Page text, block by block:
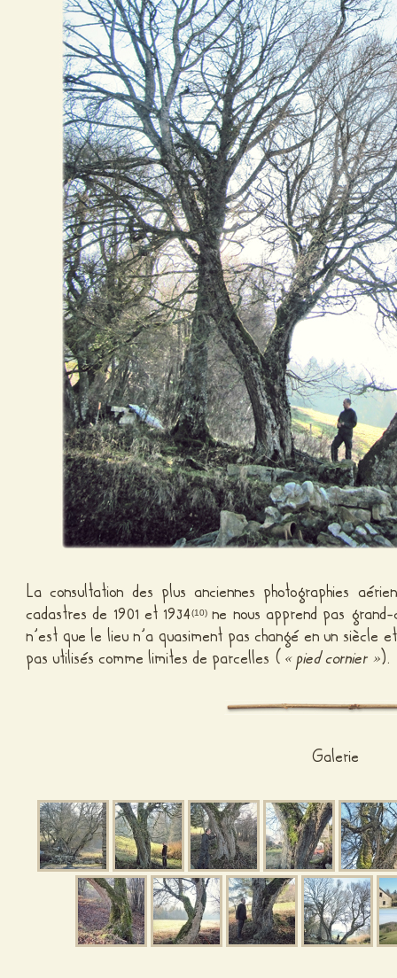
La consultation des plus anciennes photographies
cadastres de 1901 et 1934(10) ne nous apprend pas
n’est que le lieu n’a quasiment pas changé en un siècle
pas utilisés comme limites de parcelles ( « pied cornier »).
Galerie